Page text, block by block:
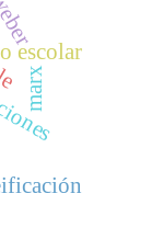
escolar
marx